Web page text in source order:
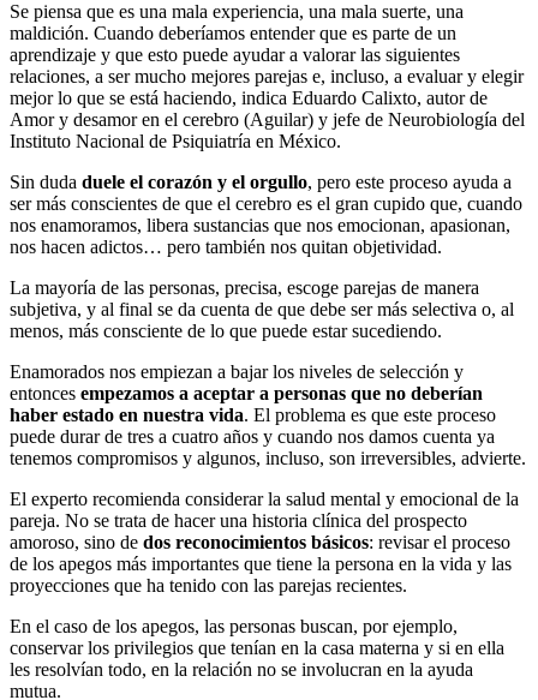
Se piensa que es una mala experiencia, una mala suerte, una
maldición. Cuando deberíamos entender que es parte de un
aprendizaje y que esto puede ayudar a valorar las siguientes
relaciones, a ser mucho mejores parejas e, incluso, a evaluar y elegir
mejor lo que se está haciendo, indica Eduardo Calixto, autor de
Amor y desamor en el cerebro (Aguilar) y jefe de Neurobiología del
Instituto Nacional de Psiquiatría en México.
Sin duda duele el corazón y el orgullo, pero este proceso ayuda a
ser más conscientes de que el cerebro es el gran cupido que, cuando
nos enamoramos, libera sustancias que nos emocionan, apasionan,
nos hacen adictos… pero también nos quitan objetividad.
La mayoría de las personas, precisa, escoge parejas de manera
subjetiva, y al final se da cuenta de que debe ser más selectiva o, al
menos, más consciente de lo que puede estar sucediendo.
Enamorados nos empiezan a bajar los niveles de selección y
entonces empezamos a aceptar a personas que no deberían
haber estado en nuestra vida. El problema es que este proceso
puede durar de tres a cuatro años y cuando nos damos cuenta ya
tenemos compromisos y algunos, incluso, son irreversibles, advierte.
El experto recomienda considerar la salud mental y emocional de la
pareja. No se trata de hacer una historia clínica del prospecto
amoroso, sino de dos reconocimientos básicos: revisar el proceso
de los apegos más importantes que tiene la persona en la vida y las
proyecciones que ha tenido con las parejas recientes.
En el caso de los apegos, las personas buscan, por ejemplo,
conservar los privilegios que tenían en la casa materna y si en ella
les resolvían todo, en la relación no se involucran en la ayuda
mutua.